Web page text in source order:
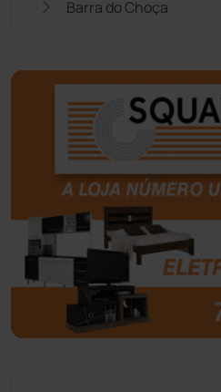
Barra do Choça
Bom Jesus da Lapa
Boquira
Botuporã
Brasil
Brumado